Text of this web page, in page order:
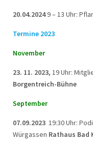
20.04.20249 – 13 Uhr:
Termine 2023
November
23. 11. 2023, 19 Uhr:
Borgentreich-Bühne
September
07.09.2023 19:30 Uhr:
Würgassen Rathaus Bad